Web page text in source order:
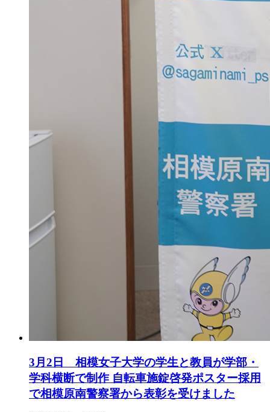
3月2日 相模女子大学の学生と教員が学部・
学科横断で制作 自転車施錠啓発ポスター採用
で相模原南警察署から表彰を受けました